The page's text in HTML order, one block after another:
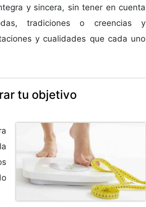
y sincera, sin tener en cuenta
tradiciones o creencias y
y cualidades que cada uno
tu objetivo